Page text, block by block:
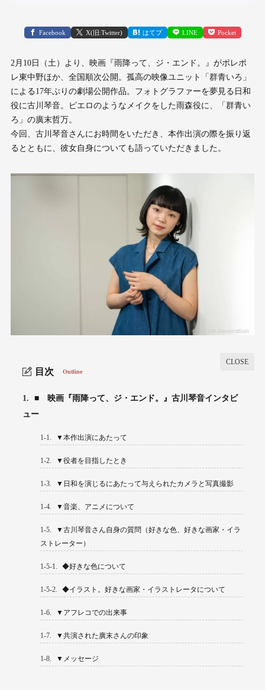
Facebook X(旧:Twitter) はてブ LINE Pocket
2月10日（土）より、映画『雨降って、ジ・エンド。』がポレポ
レ東中野ほか、全国順次公開。孤高の映像ユニット「群青いろ」
による17年ぶりの劇場公開作品。フォトグラファーを夢見る日和
役に古川琴音。ピエロのようなメイクをした雨森役に、「群青い
ろ」の廣末哲万。
今回、古川琴音さんにお時間をいただき、本作出演の際を振り返
るとともに、彼女自身についても語っていただきました。
目次 Outline
1.
■ 映画『雨降って、ジ・エンド。』古川琴音インタビ
ュー
1-1. ▼本作出演にあたって
1-2. ▼役者を目指したとき
1-3. ▼日和を演じるにあたって与えられたカメラと写真撮影
1-4. ▼音楽、アニメについて
1-5.
▼古川琴音さん自身の質問（好きな色、好きな画家・イラ
ストレーター）
1-5-1. ◆好きな色について
1-5-2. ◆イラスト。好きな画家・イラストレータについて
1-6. ▼アフレコでの出来事
1-7. ▼共演された廣末さんの印象
1-8. ▼メッセージ